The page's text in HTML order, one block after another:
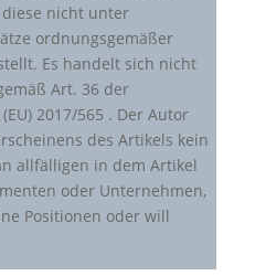
nicht unter
ordnungsgemäßer
Es handelt sich nicht
Art. 36 der
2017/565 . Der Autor
des Artikels kein
allfälligen in dem Artikel
oder Unternehmen,
Positionen oder will